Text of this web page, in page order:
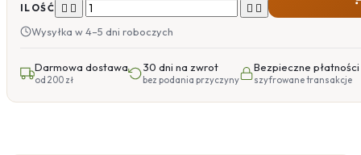
ILOŚĆ    
Wysyłka w 4–5 dni roboczych
Darmowa dostawa
od 200 zł
30 dni na zwrot
bez podania przyczyny
Bezpieczne płatności
szyfrowane transakcje